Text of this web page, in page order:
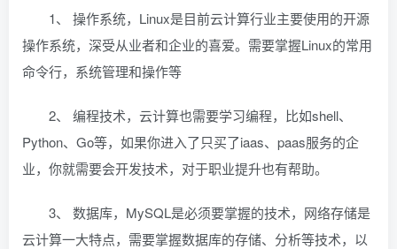
1、 操作系统，Linux是目前云计算行业主要使用的开源
操作系统，深受从业者和企业的喜爱。需要掌握Linux的常用
命令行，系统管理和操作等
2、 编程技术，云计算也需要学习编程，比如shell、
Python、Go等，如果你进入了只买了iaas、paas服务的企
业，你就需要会开发技术，对于职业提升也有帮助。
3、 数据库，MySQL是必须要掌握的技术，网络存储是
云计算一大特点，需要掌握数据库的存储、分析等技术，以